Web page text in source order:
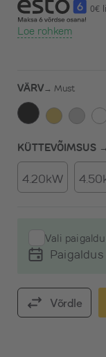
0€
Loe rohkem
VÄRV→ Must
KÜTTEVÕIMSUS →
4.20kW
Vali
Võrdle